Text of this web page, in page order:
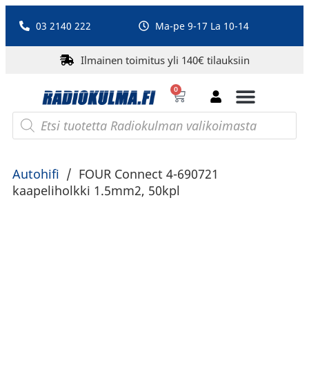
03 2140 222 Ma-pe 9-17 La 10-14
Ilmainen toimitus yli 140€ tilauksiin
0
Autohifi / FOUR Connect 4-690721
kaapeliholkki 1.5mm2, 50kpl